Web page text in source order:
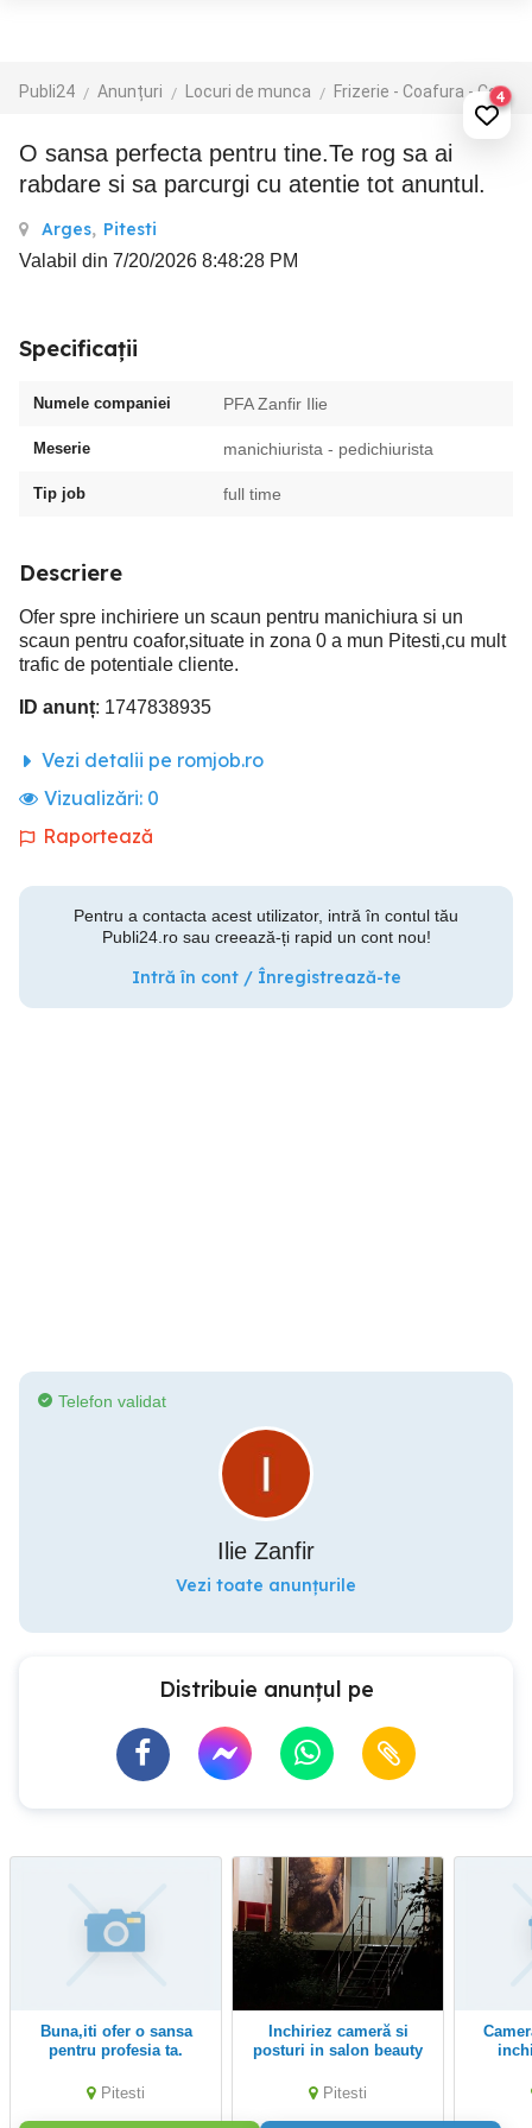
Publi24 Anunțuri Locuri de munca Frizerie - Coafura - Cosmetica4
O sansa perfecta pentru tine.Te rog sa ai
rabdare si sa parcurgi cu atentie tot anuntul.
Arges, Pitesti
Valabil din 7/20/2026 8:48:28 PM
Specificații
Numele companiei PFA Zanfir Ilie
Meserie manichiurista - pedichiurista
Tip job full time
Descriere
Ofer spre inchiriere un scaun pentru manichiura si un
scaun pentru coafor,situate in zona 0 a mun Pitesti,cu mult
trafic de potentiale cliente.
ID anunț: 1747838935
Vezi detalii pe romjob.ro
Vizualizări: 0
Raportează
Pentru a contacta acest utilizator, intră în contul tău
Publi24.ro sau creează-ți rapid un cont nou!
Intră în cont / Înregistrează-te
Telefon validat
Ilie Zanfir
Vezi toate anunțurile
Distribuie anunțul pe
buna,iti ofer o sansa
pentru profesia ta.
Pitesti
posturi in salon beauty
Pitesti
Cameră si posturi de